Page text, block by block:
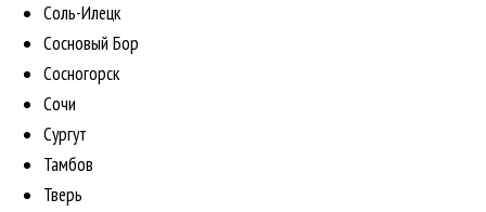
Соль-Илецк
Сосновый Бор
Сосногорск
Сочи
Сургут
Тамбов
Тверь